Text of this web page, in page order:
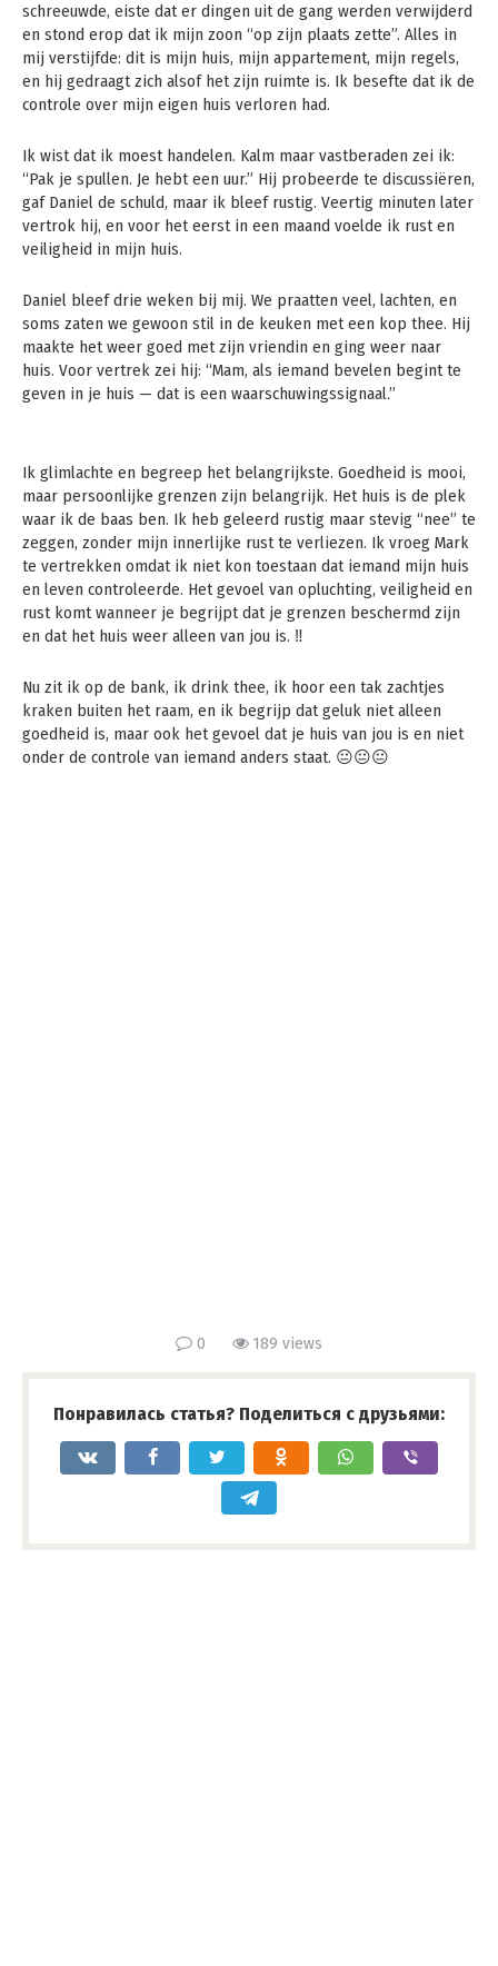
schreeuwde, eiste dat er dingen uit de gang werden verwijderd
en stond erop dat ik mijn zoon “op zijn plaats zette”. Alles in
mij verstijfde: dit is mijn huis, mijn appartement, mijn regels,
en hij gedraagt zich alsof het zijn ruimte is. Ik besefte dat ik de
controle over mijn eigen huis verloren had.
Ik wist dat ik moest handelen. Kalm maar vastberaden zei ik:
“Pak je spullen. Je hebt een uur.” Hij probeerde te discussiëren,
gaf Daniel de schuld, maar ik bleef rustig. Veertig minuten later
vertrok hij, en voor het eerst in een maand voelde ik rust en
veiligheid in mijn huis.
Daniel bleef drie weken bij mij. We praatten veel, lachten, en
soms zaten we gewoon stil in de keuken met een kop thee. Hij
maakte het weer goed met zijn vriendin en ging weer naar
huis. Voor vertrek zei hij: “Mam, als iemand bevelen begint te
geven in je huis — dat is een waarschuwingssignaal.”
Ik glimlachte en begreep het belangrijkste. Goedheid is mooi,
maar persoonlijke grenzen zijn belangrijk. Het huis is de plek
waar ik de baas ben. Ik heb geleerd rustig maar stevig “nee” te
zeggen, zonder mijn innerlijke rust te verliezen. Ik vroeg Mark
te vertrekken omdat ik niet kon toestaan dat iemand mijn huis
en leven controleerde. Het gevoel van opluchting, veiligheid en
rust komt wanneer je begrijpt dat je grenzen beschermd zijn
en dat het huis weer alleen van jou is. ‼️
Nu zit ik op de bank, ik drink thee, ik hoor een tak zachtjes
kraken buiten het raam, en ik begrijp dat geluk niet alleen
goedheid is, maar ook het gevoel dat je huis van jou is en niet
onder de controle van iemand anders staat. 😐😐😐
0 189 views
Понравилась статья? Поделиться с друзьями: